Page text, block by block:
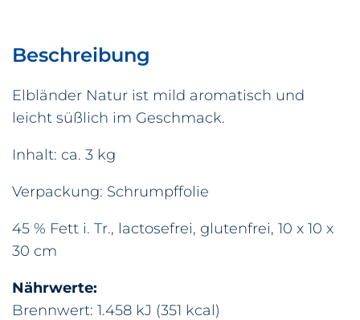
Beschreibung
Elbländer Natur ist mild aromatisch und
leicht süßlich im Geschmack.
Inhalt: ca. 3 kg
Verpackung: Schrumpffolie
45 % Fett i. Tr., lactosefrei, glutenfrei, 10 x 10 x
30 cm
Nährwerte:
Brennwert: 1.458 kJ (351 kcal)